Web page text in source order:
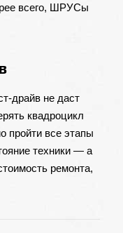
всего, ШРУСы
драйв не даст
квадроцикл
пройти все этапы
техники — а
ремонта,